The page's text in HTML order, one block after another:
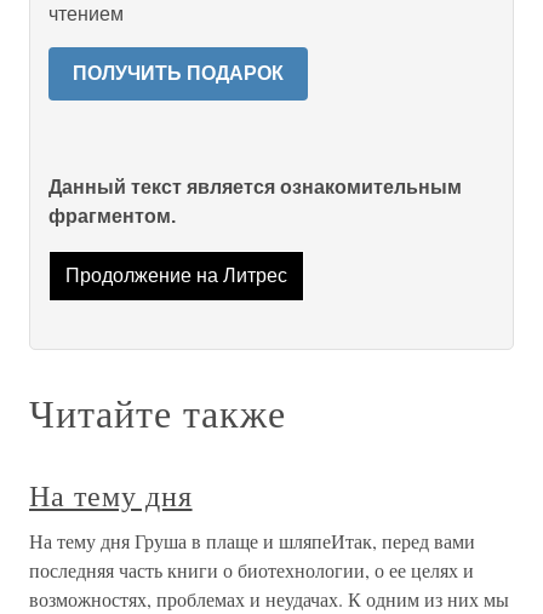
чтением
ПОЛУЧИТЬ ПОДАРОК
Данный текст является ознакомительным
фрагментом.
Продолжение на Литрес
Читайте также
На тему дня
На тему дня Груша в плаще и шляпеИтак, перед вами
последняя часть книги о биотехнологии, о ее целях и
возможностях, проблемах и неудачах. К одним из них мы